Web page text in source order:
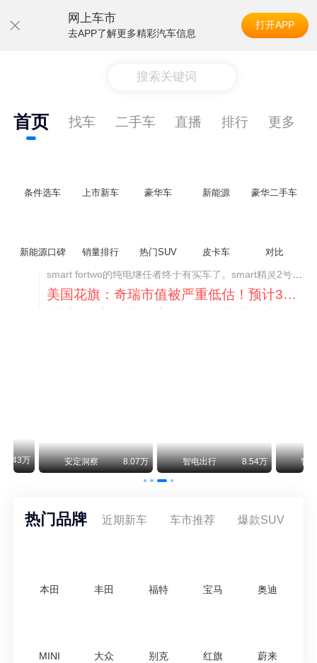
网上车市
去APP了解更多精彩汽车信息
打开APP
搜索关键词
首页 找车 二手车 直播 排行 更多
条件选车 上市新车 豪华车 新能源 豪华二手车
新能源口碑 销量排行 热门SUV 皮卡车 对比
美国花旗：奇瑞市值被严重低估！预计36港元/股
近期美国权威投行花旗再度发布研报，坚定维持奇瑞汽车（09973.HK）买入评级，将其合理目标价定格在36港元/股。对照公司最新25.46港元的二级市场现价，这一目标价意味着股价存在41.4%的可观上行空间，花旗直言，当前资本市场受短期市场情绪、国内车市价格战扰动，明显低估了奇瑞长期价值与全球化成长潜力。
安定洞察 8.07万 智电出行 8.54万 智电出行
热门品牌 近期新车 车市推荐 爆款SUV
本田 丰田 福特 宝马 奥迪
MINI 大众 别克 红旗 蔚来